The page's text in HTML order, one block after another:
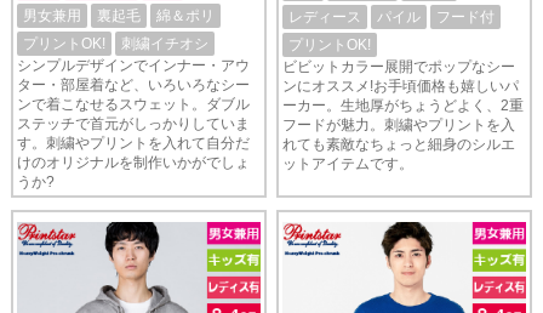
男女兼用
裏起毛
綿＆ポリ
プリントOK!
刺繍イチオシ
シンプルデザインでインナー・アウ
ター・部屋着など、いろいろなシー
ンで着こなせるスウェット。ダブル
ステッチで首元がしっかりしていま
す。刺繍やプリントを入れて自分だ
けのオリジナルを制作いかがでしょ
うか?
レディース
パイル
フード付
プリントOK!
ビビットカラー展開でポップなシー
ンにオススメ!お手頃価格も嬉しいパ
ーカー。生地厚がちょうどよく、2重
フードが魅力。刺繍やプリントを入
れても素敵なちょっと細身のシルエ
ットアイテムです。